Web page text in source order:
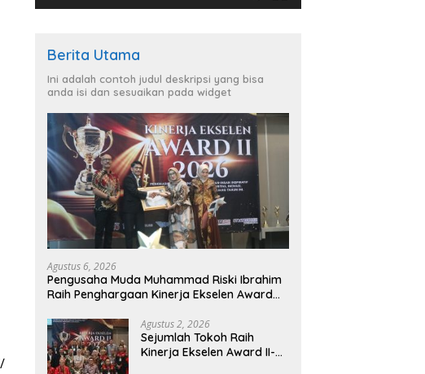
Berita Utama
Ini adalah contoh judul deskripsi yang bisa
anda isi dan sesuaikan pada widget
Agustus 6, 2026
Pengusaha Muda Muhammad Riski Ibrahim
Raih Penghargaan Kinerja Ekselen Award
Agustus 2, 2026
Sejumlah Tokoh Raih
Kinerja Ekselen Award II-